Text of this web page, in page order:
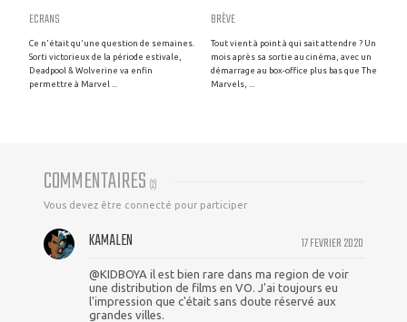
ECRANS
Ce n'était qu'une question de semaines.
Sorti victorieux de la période estivale,
Deadpool & Wolverine va enfin
permettre à Marvel ...
BRÈVE
Tout vient à point à qui sait attendre ? Un
mois après sa sortie au cinéma, avec un
démarrage au box-office plus bas que The
Marvels, ...
COMMENTAIRES (2)
Vous devez être connecté pour participer
17 FEVRIER 2020
KAMALEN
@KIDBOYA il est bien rare dans ma region de voir
une distribution de films en VO. J'ai toujours eu
l'impression que c'était sans doute réservé aux
grandes villes.